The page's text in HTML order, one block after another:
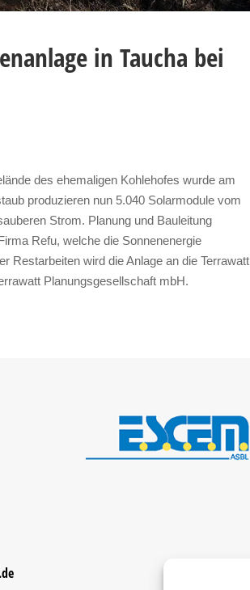
in Taucha bei
des ehemaligen Kohlehofes wurde am
produzieren nun 5.040 Solarmodule vom
Strom. Planung und Bauleitung
Refu, welche die Sonnenenergie
Restarbeiten wird die Anlage an die Terrawatt
Planungsgesellschaft mbH.